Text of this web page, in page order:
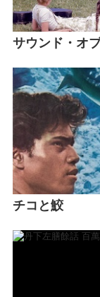
サウンド・オ
チコと鮫